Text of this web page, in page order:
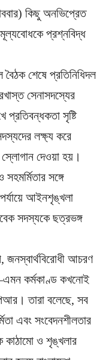
কিছু অনভিপ্রেত
প্রশ্নবিদ্ধ
শেষে প্রতিনিধিদল
সেনাসদস্যের
প্রতিবন্ধকতা সৃষ্টি
লক্ষ্য করে
স্লোগান দেওয়া হয়।
সহমর্মিতার সঙ্গে
আইনশৃঙ্খলা
সদস্যকে ছত্রভঙ্গ
জনস্বার্থবিরোধী আচরণ
কর্মকাণ্ড কখনোই
তারা বলেছে, সব
এবং সংবেদনশীলতার
কাঠামো ও শৃঙ্খলার